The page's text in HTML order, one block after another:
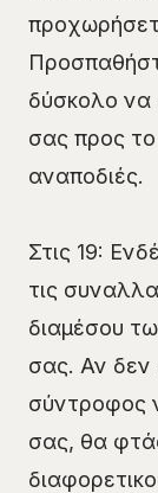
δύσκολο να
σας προς το
αναποδιές.
Στις 19:
τις
διαμέσου
σας. Αν δεν
σύντροφος
σας, θα